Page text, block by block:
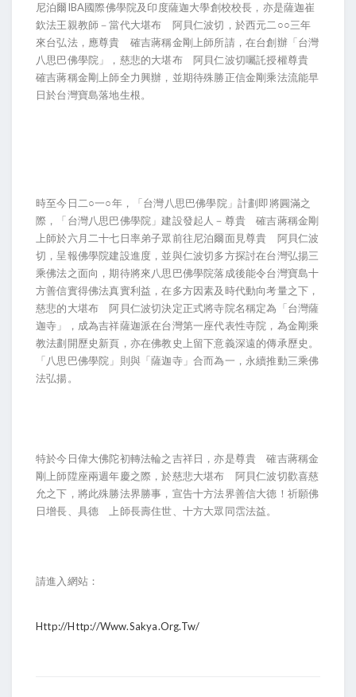
尼泊爾IBA國際佛學院及印度薩迦大學創校校長，亦是薩迦崔
欽法王親教師－當代大堪布 阿貝仁波切，於西元二○○三年
來台弘法，應尊貴 確吉蔣稱金剛上師所請，在台創辦「台灣
八思巴佛學院」，慈悲的大堪布 阿貝仁波切囑託授權尊貴
確吉蔣稱金剛上師全力興辦，並期待殊勝正信金剛乘法流能早
日於台灣寶島落地生根。
時至今日二○一○年，「台灣八思巴佛學院」計劃即將圓滿之
際，「台灣八思巴佛學院」建設發起人－尊貴 確吉蔣稱金剛
上師於六月二十七日率弟子眾前往尼泊爾面見尊貴 阿貝仁波
切，呈報佛學院建設進度，並與仁波切多方探討在台灣弘揚三
乘佛法之面向，期待將來八思巴佛學院落成後能令台灣寶島十
方善信實得佛法真實利益，在多方因素及時代動向考量之下，
慈悲的大堪布 阿貝仁波切決定正式將寺院名稱定為「台灣薩
迦寺」，成為吉祥薩迦派在台灣第一座代表性寺院，為金剛乘
教法劃開歷史新頁，亦在佛教史上留下意義深遠的傳承歷史。
「八思巴佛學院」則與「薩迦寺」合而為一，永續推動三乘佛
法弘揚。
特於今日偉大佛陀初轉法輪之吉祥日，亦是尊貴 確吉蔣稱金
剛上師陞座兩週年慶之際，於慈悲大堪布 阿貝仁波切歡喜慈
允之下，將此殊勝法界勝事，宣告十方法界善信大德！祈願佛
日增長、具德 上師長壽住世、十方大眾同霑法益。
請進入網站：
Http://http://www.sakya.org.tw/